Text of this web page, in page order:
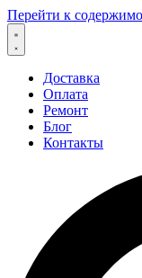
Перейти к
Доставка
Оплата
Ремонт
Блог
Контакты